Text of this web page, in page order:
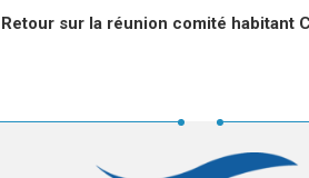
DE
Retour sur la réunion comité habitant